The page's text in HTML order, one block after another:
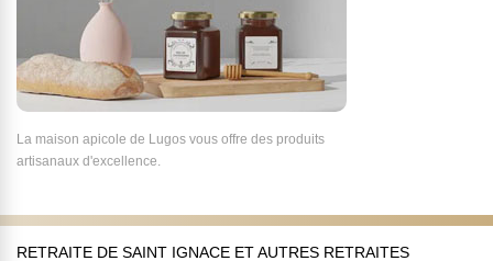
La maison apicole de Lugos vous offre des produits
artisanaux d'excellence.
RETRAITE DE SAINT IGNACE ET AUTRES RETRAITES